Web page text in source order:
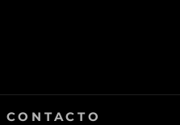
CONTACTO